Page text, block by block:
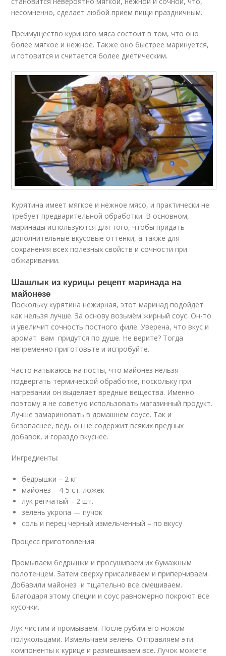
несомненно, сделает любой прием пищи праздничным.
Преимущество куриного мяса состоит в том, что оно
более мягкое и нежное. Также оно быстрее маринуется,
и готовится и считается более диетическим.
Курятина имеет мягкое и нежное мясо, и практически не
требует предварительной обработки. В основном,
маринады используются для того, чтобы придать
дополнительные вкусовые оттенки, а также для
сохранения всех полезных свойств и сочности при
обжаривании.
Шашлык из курицы рецепт маринада на
майонезе
Поскольку курятина нежирная, этот маринад подойдет
как нельзя лучше. За основу возьмём жирный соус. Он-то
и увеличит сочность постного филе. Уверена, что вкус и
аромат вам придутся по душе. Не верите? Тогда
непременно приготовьте и испробуйте.
Часто натыкаюсь на посты, что майонез нельзя
подвергать термической обработке, поскольку при
нагревании он выделяет вредные вещества. Именно
поэтому я не советую использовать магазинный продукт.
Лучше замариновать в домашнем соусе. Так и
безопаснее, ведь он не содержит всяких вредных
добавок, и гораздо вкуснее.
Ингредиенты:
бедрышки – 2 кг
майонез – 4-5 ст. ложек
лук репчатый – 2 шт.
зелень укропа — пучок
соль и перец черный измельченный – по вкусу
Процесс приготовления:
Промываем бедрышки и просушиваем их бумажным
полотенцем. Затем сверху присаливаем и приперчиваем.
Добавили майонез и тщательно все смешиваем.
Благодаря этому специи и соус равномерно покроют все
кусочки.
Лук чистим и промываем. После рубим его ножом
полукольцами. Измельчаем зелень. Отправляем эти
компоненты к курице и размешиваем все. Лучок можете